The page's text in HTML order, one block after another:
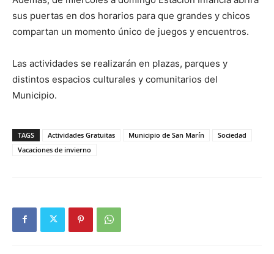
sus puertas en dos horarios para que grandes y chicos
compartan un momento único de juegos y encuentros.
Las actividades se realizarán en plazas, parques y
distintos espacios culturales y comunitarios del
Municipio.
TAGS Actividades Gratuitas Municipio de San Marín
Sociedad
Vacaciones de invierno